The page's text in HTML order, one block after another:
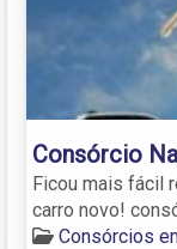
Consórcio
Ficou mais fácil
carro novo!
Consórcios